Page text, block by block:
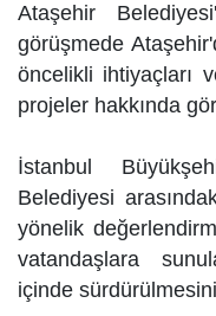
Ataşehir
görüşmede
öncelikli ihtiyaçları
projeler hakkında
İstanbul
Belediyesi
yönelik
vatandaşlara
içinde